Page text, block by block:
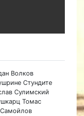
Волков
Стундите
Сулимский
Томас